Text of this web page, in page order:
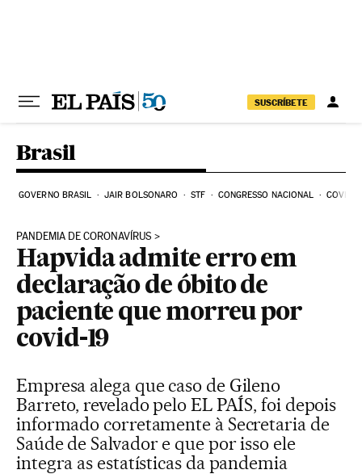
SUSCRÍBETE
Brasil
GOVERNO BRASIL JAIR BOLSONARO STF CONGRESSO NACIONAL COVID-
PANDEMIA DE CORONAVÍRUS
Hapvida admite erro em
declaração de óbito de
paciente que morreu por
covid-19
Empresa alega que caso de Gileno
Barreto, revelado pelo EL PAÍS, foi depois
informado corretamente à Secretaria de
Saúde de Salvador e que por isso ele
integra as estatísticas da pandemia